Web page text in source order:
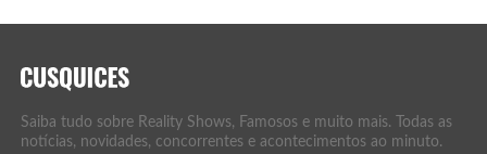
Saiba tudo sobre Reality Shows, Famosos e muito mais. Todas as
notícias, novidades, concorrentes e acontecimentos ao minuto.